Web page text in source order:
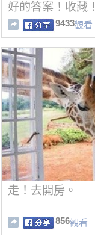
好的答案！收藏！
9433觀看
走！去開房。
856觀看